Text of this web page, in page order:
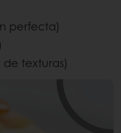
perfecta)
texturas)